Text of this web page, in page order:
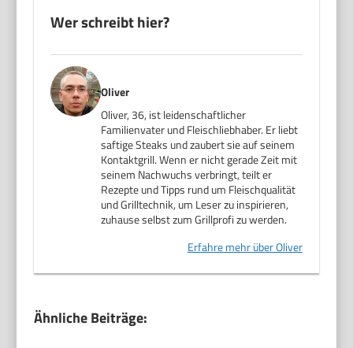
Wer schreibt hier?
Oliver
Oliver, 36, ist leidenschaftlicher
Familienvater und Fleischliebhaber. Er liebt
saftige Steaks und zaubert sie auf seinem
Kontaktgrill. Wenn er nicht gerade Zeit mit
seinem Nachwuchs verbringt, teilt er
Rezepte und Tipps rund um Fleischqualität
und Grilltechnik, um Leser zu inspirieren,
zuhause selbst zum Grillprofi zu werden.
Erfahre mehr über Oliver
Ähnliche Beiträge: